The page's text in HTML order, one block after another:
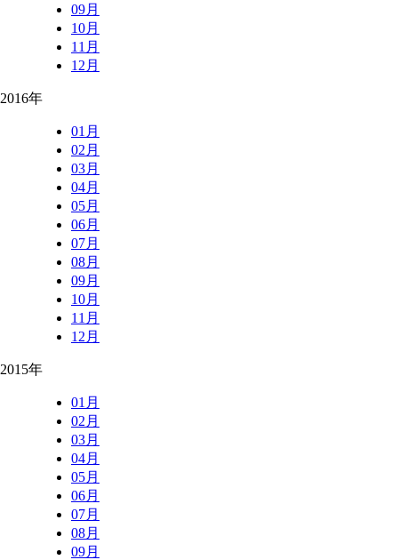
09月
10月
11月
12月
2016年
01月
02月
03月
04月
05月
06月
07月
08月
09月
10月
11月
12月
2015年
01月
02月
03月
04月
05月
06月
07月
08月
09月